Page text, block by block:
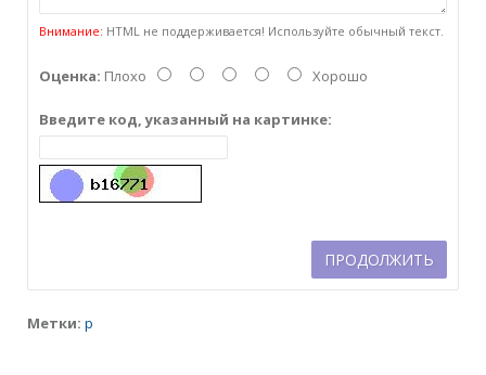
Внимание: HTML не поддерживается! Используйте обычный текст.
Оценка: Плохо Хорошо
Введите код, указанный на картинке:
ПРОДОЛЖИТЬ
Метки: р